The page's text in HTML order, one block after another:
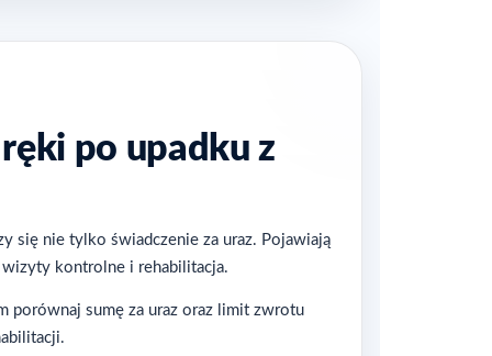
po upadku z
się nie tylko świadczenie za uraz. Pojawiają
wizyty kontrolne i rehabilitacja.
porównaj sumę za uraz oraz limit zwrotu